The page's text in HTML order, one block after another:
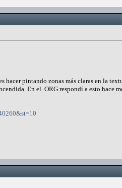
pintando zonas más claras en la
En el .ORG respondí a esto hace